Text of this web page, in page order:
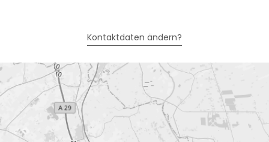
Kontaktdaten ändern?